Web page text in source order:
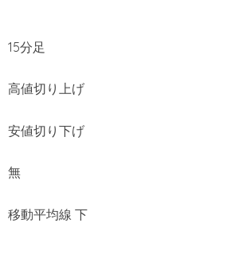
15分足
高値切り上げ
安値切り下げ
無
移動平均線 下